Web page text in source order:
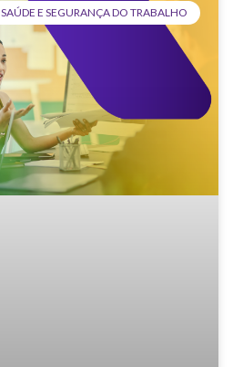
SAÚDE E SEGURANÇA DO TRABALHO